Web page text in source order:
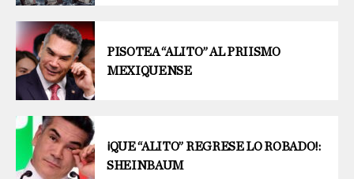
PISOTEA “ALITO” AL PRIISMO
MEXIQUENSE
¡QUE “ALITO” REGRESE LO ROBADO!:
SHEINBAUM